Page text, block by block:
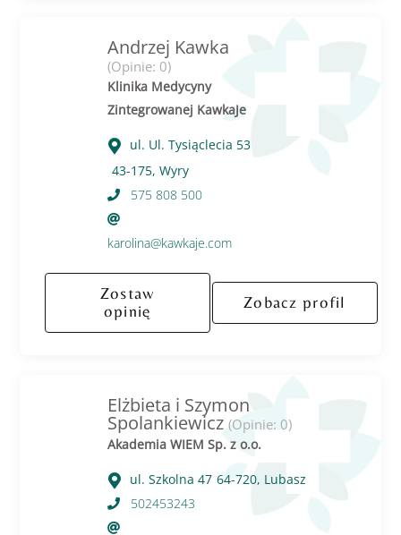
Andrzej Kawka
(Opinie: 0)
Klinika Medycyny
Zintegrowanej KawkaJe
ul. Ul. Tysiąclecia 53
43-175, Wyry
575 808 500
karolina@kawkaje.com
Zostaw
opinię
Zobacz profil
Elżbieta i Szymon
Spolankiewicz (Opinie: 0)
Akademia WIEM Sp. z o.o.
ul. Szkolna 47 64-720, Lubasz
502453243